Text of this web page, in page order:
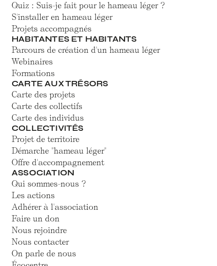
Quiz : Suis-je fait pour le hameau léger ?
S'installer en hameau léger
Projets accompagnés
HABITANTES ET HABITANTS
Parcours de création d'un hameau léger
Webinaires
Formations
CARTE AUX TRÉSORS
Carte des projets
Carte des collectifs
Carte des individus
COLLECTIVITÉS
Projet de territoire
Démarche "hameau léger"
Offre d'accompagnement
ASSOCIATION
Qui sommes-nous ?
Les actions
Adhérer à l'association
Faire un don
Nous rejoindre
Nous contacter
On parle de nous